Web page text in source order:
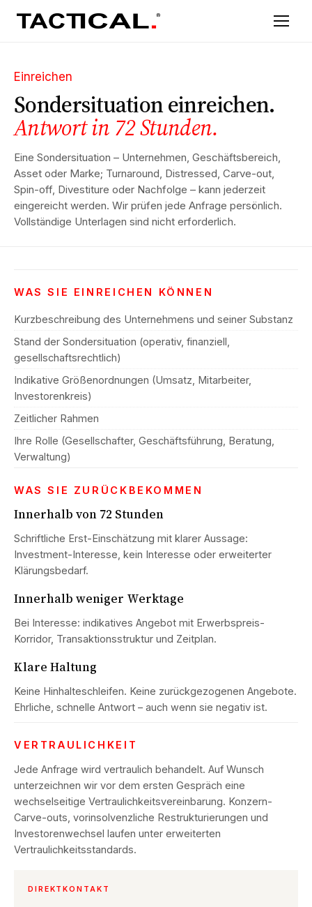
Einreichen
Sondersituation einreichen.
Antwort in 72 Stunden.
Eine Sondersituation – Unternehmen, Geschäftsbereich,
Asset oder Marke; Turnaround, Distressed, Carve-out,
Spin-off, Divestiture oder Nachfolge – kann jederzeit
eingereicht werden. Wir prüfen jede Anfrage persönlich.
Vollständige Unterlagen sind nicht erforderlich.
WAS SIE EINREICHEN KÖNNEN
Kurzbeschreibung des Unternehmens und seiner Substanz
Stand der Sondersituation (operativ, finanziell,
gesellschaftsrechtlich)
Indikative Größenordnungen (Umsatz, Mitarbeiter,
Investorenkreis)
Zeitlicher Rahmen
Ihre Rolle (Gesellschafter, Geschäftsführung, Beratung,
Verwaltung)
WAS SIE ZURÜCKBEKOMMEN
Innerhalb von 72 Stunden
Schriftliche Erst-Einschätzung mit klarer Aussage:
Investment-Interesse, kein Interesse oder erweiterter
Klärungsbedarf.
Innerhalb weniger Werktage
Bei Interesse: indikatives Angebot mit Erwerbspreis-
Korridor, Transaktionsstruktur und Zeitplan.
Klare Haltung
Keine Hinhalteschleifen. Keine zurückgezogenen Angebote.
Ehrliche, schnelle Antwort – auch wenn sie negativ ist.
VERTRAULICHKEIT
Jede Anfrage wird vertraulich behandelt. Auf Wunsch
unterzeichnen wir vor dem ersten Gespräch eine
wechselseitige Vertraulichkeitsvereinbarung. Konzern-
Carve-outs, vorinsolvenzliche Restrukturierungen und
Investorenwechsel laufen unter erweiterten
Vertraulichkeitsstandards.
DIREKTKONTAKT